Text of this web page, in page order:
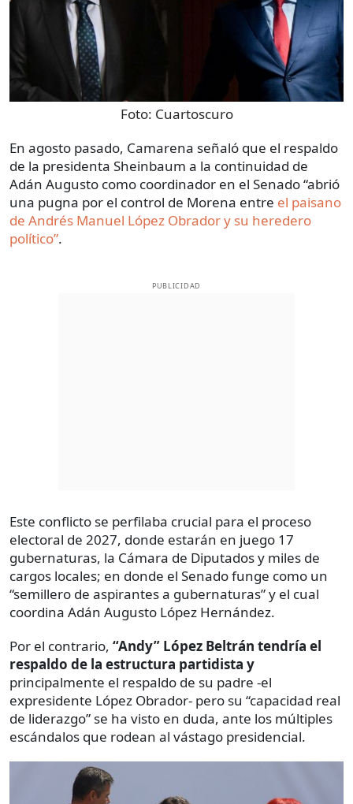
Foto: Cuartoscuro
En agosto pasado, Camarena señaló que el respaldo
de la presidenta Sheinbaum a la continuidad de
Adán Augusto como coordinador en el Senado “abrió
una pugna por el control de Morena entre el paisano
de Andrés Manuel López Obrador y su heredero
político”.
PUBLICIDAD
Este conflicto se perfilaba crucial para el proceso
electoral de 2027, donde estarán en juego 17
gubernaturas, la Cámara de Diputados y miles de
cargos locales; en donde el Senado funge como un
“semillero de aspirantes a gubernaturas” y el cual
coordina Adán Augusto López Hernández.
Por el contrario, “Andy” López Beltrán tendría el
respaldo de la estructura partidista y
principalmente el respaldo de su padre -el
expresidente López Obrador- pero su “capacidad real
de liderazgo” se ha visto en duda, ante los múltiples
escándalos que rodean al vástago presidencial.